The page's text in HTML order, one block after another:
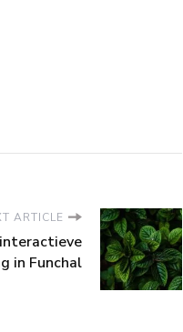
ARTICLE
in Funchal